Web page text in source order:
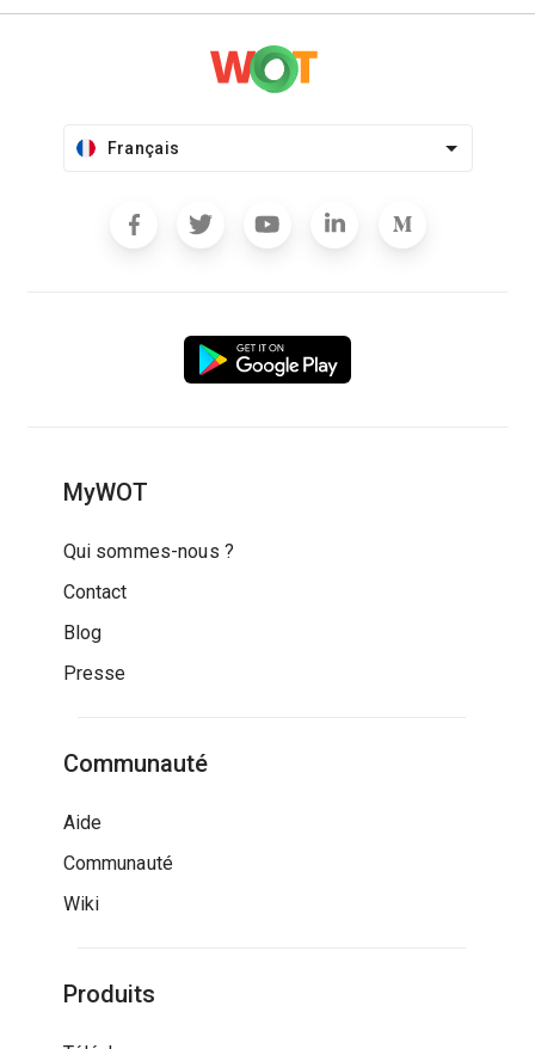
Français
MyWOT
Qui sommes-nous ?
Contact
Blog
Presse
Communauté
Aide
Communauté
Wiki
Produits